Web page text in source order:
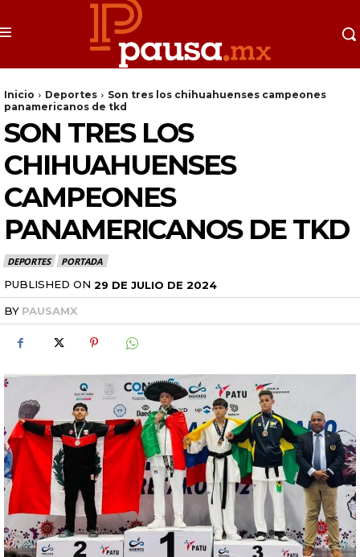
Inicio Deportes
Son tres los chihuahuenses campeones
panamericanos de tkd
SON TRES LOS
CHIHUAHUENSES
CAMPEONES
PANAMERICANOS DE TKD
DEPORTES PORTADA
PUBLISHED ON 29 DE JULIO DE 2024
BY PAUSAMX